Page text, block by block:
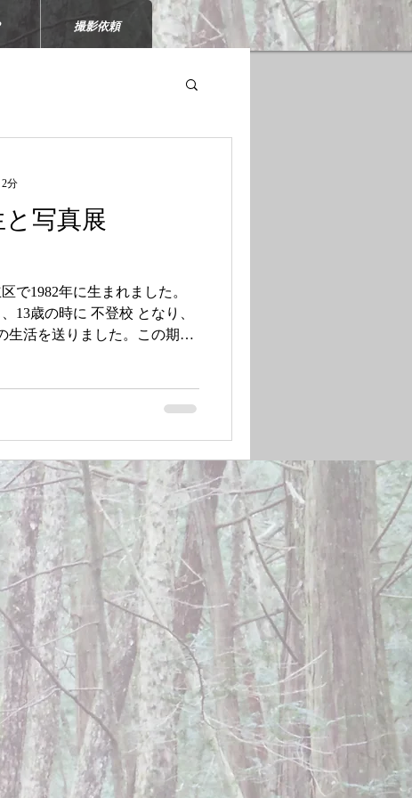
撮影依頼
写真展
で1982年に生まれました。
13歳の時に 不登校 となり、
生活を送りました。この期間
分